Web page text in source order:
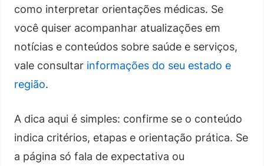
como interpretar orientações médicas. Se
você quiser acompanhar atualizações em
notícias e conteúdos sobre saúde e serviços,
vale consultar informações do seu estado e
região.
A dica aqui é simples: confirme se o conteúdo
indica critérios, etapas e orientação prática. Se
a página só fala de expectativa ou